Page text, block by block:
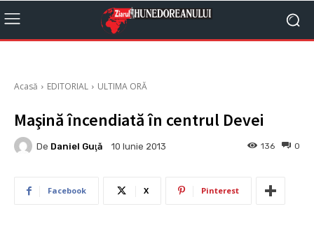
Acasă EDITORIAL ULTIMA ORĂ
Maşină încendiată în centrul Devei
De Daniel Guţă 10 Iunie 2013 0
136
Facebook X Pinterest